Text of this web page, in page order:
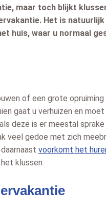
maar toch blijkt
Het is
huis, waar u normaal
of een grote opruiming
gaat u verhuizen en
deze is er meestal
veel gedoe met zich
voorkomt het
klussen.
10/10
Duidelijke en
navigeerbare
service en
wat betreft de
Lees meer »